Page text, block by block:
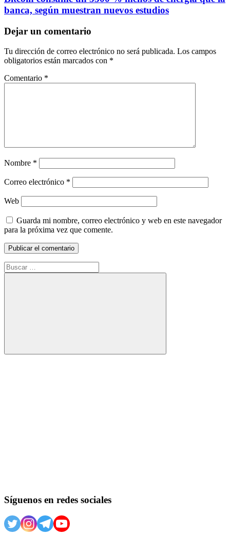
banca, según muestran nuevos estudios
Dejar un comentario
Tu dirección de correo electrónico no será publicada. Los campos
obligatorios están marcados con *
Comentario *
Nombre *
Correo electrónico *
Web
Guarda mi nombre, correo electrónico y web en este navegador
para la próxima vez que comente.
Buscar:
Buscar
Síguenos en redes sociales